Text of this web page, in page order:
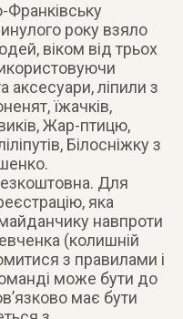
Франківську
року взяло
віком від трьох
аксесуари, ліпили з
їжачків,
Жар-птицю,
Білосніжку з
Для
яка
навпроти
(колишній
з правилами і
може бути до
має бути